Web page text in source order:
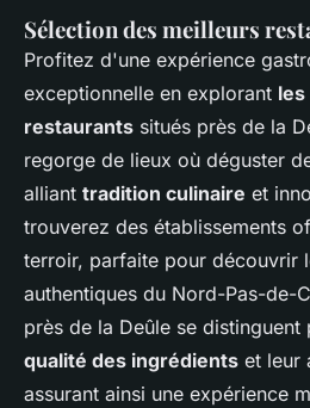
Sélection des meilleurs
Profitez d'une expérience
exceptionnelle en explorant
restaurants situés près de la
regorge de lieux où déguster
alliant tradition culinaire et
trouverez des établissements
terroir, parfaite pour découvrir
authentiques du Nord-Pas-de-
près de la Deûle se distinguent
qualité des ingrédients et leur
assurant ainsi une expérience